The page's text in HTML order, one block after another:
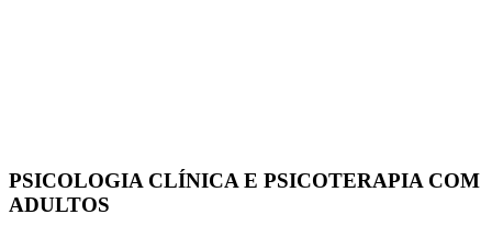
PSICOLOGIA CLÍNICA E PSICOTERAPIA COM
ADULTOS